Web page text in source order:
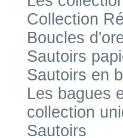
Collection
Boucles
Sautoirs
Sautoirs en
Les bagues
collection
Sautoirs